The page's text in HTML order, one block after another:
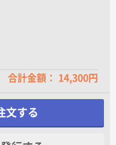
合計金額： 14,300円
文する